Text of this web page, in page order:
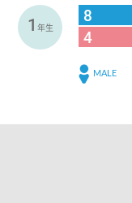
1 年生
8
4
MALE